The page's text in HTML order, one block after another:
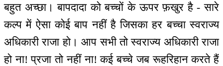
बहुत अच्छा। बापदादा को बच्चों के ऊपर फ़खुर है - सारे
कल्प में ऐसा कोई बाप नहीं है जिसका हर बच्चा स्वराज्य
अधिकारी राजा हो। आप सभी तो स्वराज्य अधिकारी राजा
हो ना! प्रजा तो नहीं ना! कई बच्चे जब रूहरिहान करते हैं